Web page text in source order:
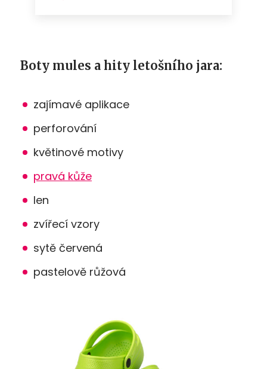
Boty mules a hity letošního jara:
zajímavé aplikace
perforování
květinové motivy
pravá kůže
len
zvířecí vzory
sytě červená
pastelově růžová